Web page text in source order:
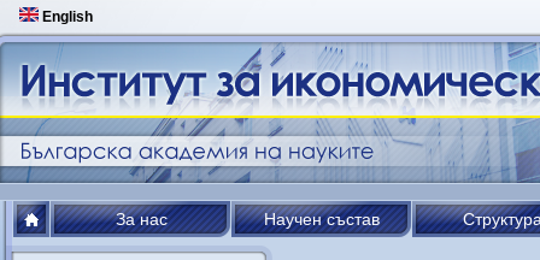
English
За нас Научен състав